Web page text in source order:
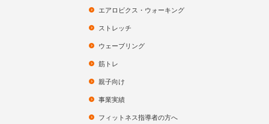
エアロビクス・ウォーキング
ストレッチ
ウェーブリング
筋トレ
親子向け
事業実績
フィットネス指導者の方へ